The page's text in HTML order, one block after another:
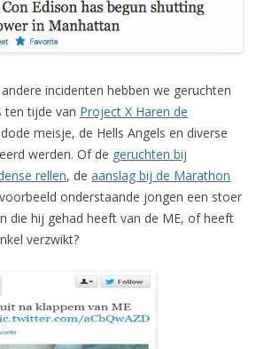
incidenten hebben we geruchten
ten tijde van Project X Haren de
meisje, de Hells Angels en diverse
werden. Of de geruchten bij
rellen, de aanslag bij de Marathon
onderstaande jongen een stoer
die hij gehad heeft van de ME, of heeft
verzwikt?